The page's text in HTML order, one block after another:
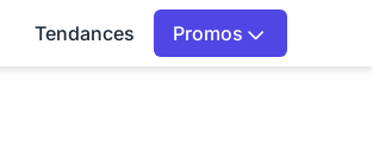
Tendances Promos